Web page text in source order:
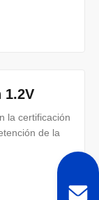
1.2V
la certificación
de la